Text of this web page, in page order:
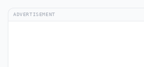
ADVERTISEMENT